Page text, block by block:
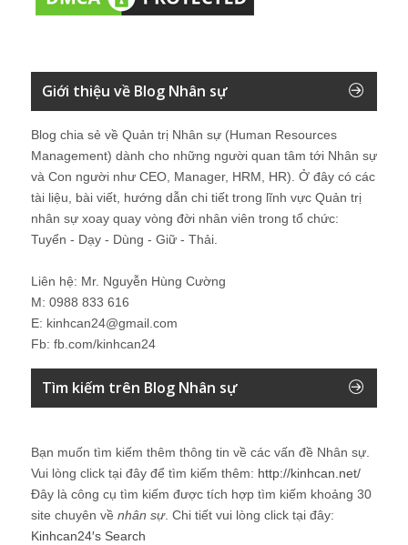
Giới thiệu về Blog Nhân sự
Blog chia sẻ về Quản trị Nhân sự (Human Resources
Management) dành cho những người quan tâm tới Nhân sự
và Con người như CEO, Manager, HRM, HR). Ở đây có các
tài liệu, bài viết, hướng dẫn chi tiết trong lĩnh vực Quản trị
nhân sự xoay quay vòng đời nhân viên trong tổ chức:
Tuyển - Dạy - Dùng - Giữ - Thải.
Liên hệ: Mr. Nguyễn Hùng Cường
M: 0988 833 616
E: kinhcan24@gmail.com
Fb: fb.com/kinhcan24
Tìm kiếm trên Blog Nhân sự
Bạn muốn tìm kiếm thêm thông tin về các vấn đề Nhân sự
Vui lòng click tại đây để tìm kiếm thêm: http://kinhcan.net/
Đây là công cụ tìm kiếm được tích hợp tìm kiếm khoảng 30
site chuyên về nhân sự. Chi tiết vui lòng click tại đây:
Kinhcan24′s Search